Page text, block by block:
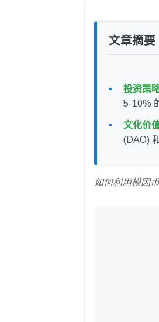
文章摘要
投资策
5-10%
文化价
(DAO)
如何利用模因